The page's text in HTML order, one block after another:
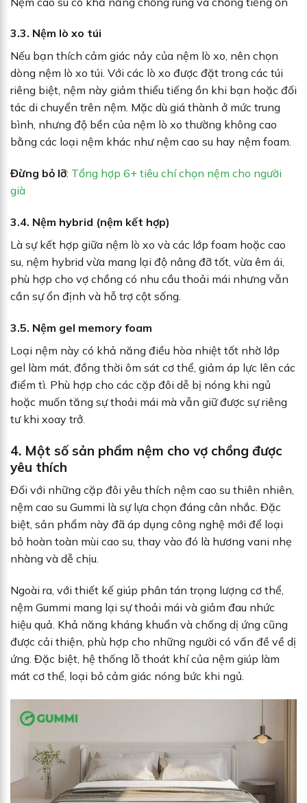
3.3. Nệm lò xo túi
Nếu bạn thích cảm giác nảy của nệm lò xo, nên chọn
dòng nệm lò xo túi. Với các lò xo được đặt trong các túi
riêng biệt, nệm này giảm thiểu tiếng ồn khi bạn hoặc đối
tác di chuyển trên nệm. Mặc dù giá thành ở mức trung
bình, nhưng độ bền của nệm lò xo thường không cao
bằng các loại nệm khác như nệm cao su hay nệm foam.
Đừng bỏ lỡ: Tổng hợp 6+ tiêu chí chọn nệm cho người
già
3.4. Nệm hybrid (nệm kết hợp)
Là sự kết hợp giữa nệm lò xo và các lớp foam hoặc cao
su, nệm hybrid vừa mang lại độ nâng đỡ tốt, vừa êm ái,
phù hợp cho vợ chồng có nhu cầu thoải mái nhưng vẫn
cần sự ổn định và hỗ trợ cột sống.
3.5. Nệm gel memory foam
Loại nệm này có khả năng điều hòa nhiệt tốt nhờ lớp
gel làm mát, đồng thời ôm sát cơ thể, giảm áp lực lên các
điểm tì. Phù hợp cho các cặp đôi dễ bị nóng khi ngủ
hoặc muốn tăng sự thoải mái mà vẫn giữ được sự riêng
tư khi xoay trở.
4. Một số sản phẩm nệm cho vợ chồng được
yêu thích
Đối với những cặp đôi yêu thích nệm cao su thiên nhiên,
nệm cao su Gummi là sự lựa chọn đáng cân nhắc. Đặc
biệt, sản phẩm này đã áp dụng công nghệ mới để loại
bỏ hoàn toàn mùi cao su, thay vào đó là hương vani nhẹ
nhàng và dễ chịu.
Ngoài ra, với thiết kế giúp phân tán trọng lượng cơ thể,
nệm Gummi mang lại sự thoải mái và giảm đau nhức
hiệu quả. Khả năng kháng khuẩn và chống dị ứng cũng
được cải thiện, phù hợp cho những người có vấn đề về dị
ứng. Đặc biệt, hệ thống lỗ thoát khí của nệm giúp làm
mát cơ thể, loại bỏ cảm giác nóng bức khi ngủ.